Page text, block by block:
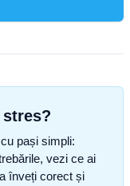
pași simpli:
vezi ce ai
înveți corect și